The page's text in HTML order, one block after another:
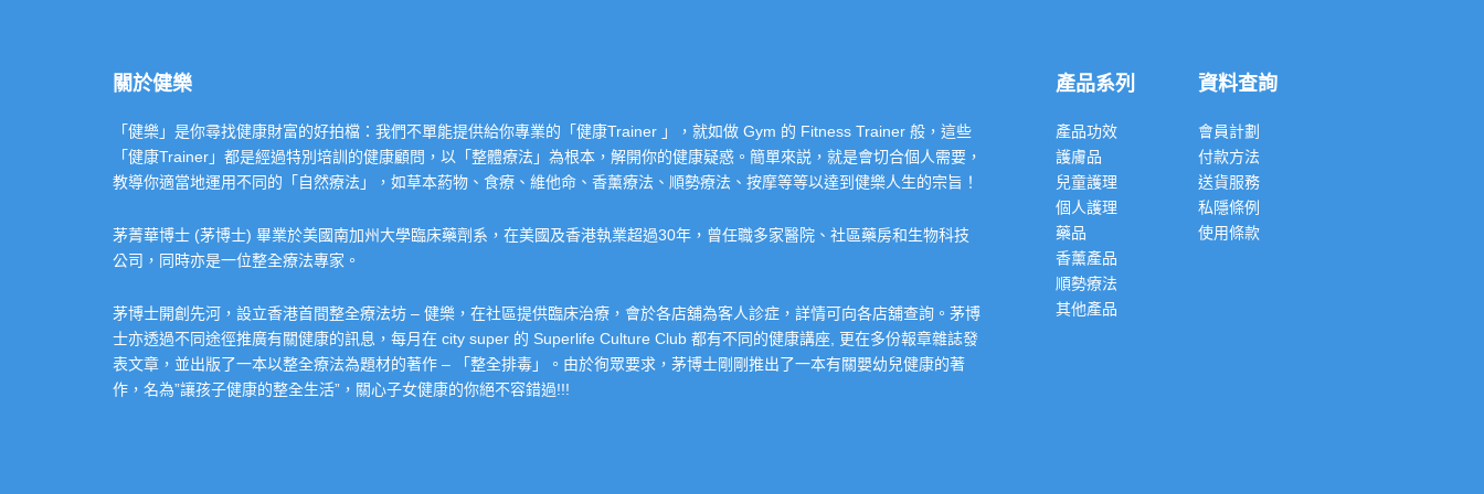
關於健樂
「健樂」是你尋找健康財富的好拍檔：我們不單能提供給你專業的「健康Trainer 」，就如做 Gym 的 Fitness Trainer 般，這些
「健康Trainer」都是經過特別培訓的健康顧問，以「整體療法」為根本，解開你的健康疑惑。簡單來説，就是會切合個人需要，
教導你適當地運用不同的「自然療法」，如草本葯物、食療、維他命、香薰療法、順勢療法、按摩等等以達到健樂人生的宗旨！
茅菁華博士 (茅博士) 畢業於美國南加州大學臨床藥劑系，在美國及香港執業超過30年，曾任職多家醫院、社區藥房和生物科技
公司，同時亦是一位整全療法專家。
茅博士開創先河，設立香港首間整全療法坊 – 健樂，在社區提供臨床治療，會於各店舖為客人診症，詳情可向各店舖查詢。茅博
士亦透過不同途徑推廣有關健康的訊息，每月在 city super 的 Superlife Culture Club 都有不同的健康講座, 更在多份報章雜誌發
表文章，並出版了一本以整全療法為題材的著作 – 「整全排毒」。由於徇眾要求，茅博士剛剛推出了一本有關嬰幼兒健康的著
作，名為”讓孩子健康的整全生活”，關心子女健康的你絕不容錯過!!!
產品系列
產品功效
護膚品
兒童護理
個人護理
藥品
香薰產品
順勢療法
其他產品
資料查詢
會員計劃
付款方法
送貨服務
私隱條例
使用條款